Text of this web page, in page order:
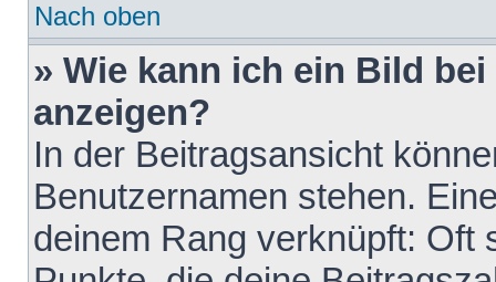
Nach oben
» Wie kann ich ein Bild
anzeigen?
In der Beitragsansicht
Benutzernamen stehen.
deinem Rang verknüpft: Oft